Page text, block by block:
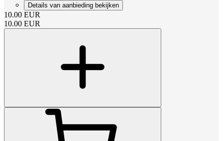
Details van aanbieding bekijken
10.00 EUR
10.00 EUR